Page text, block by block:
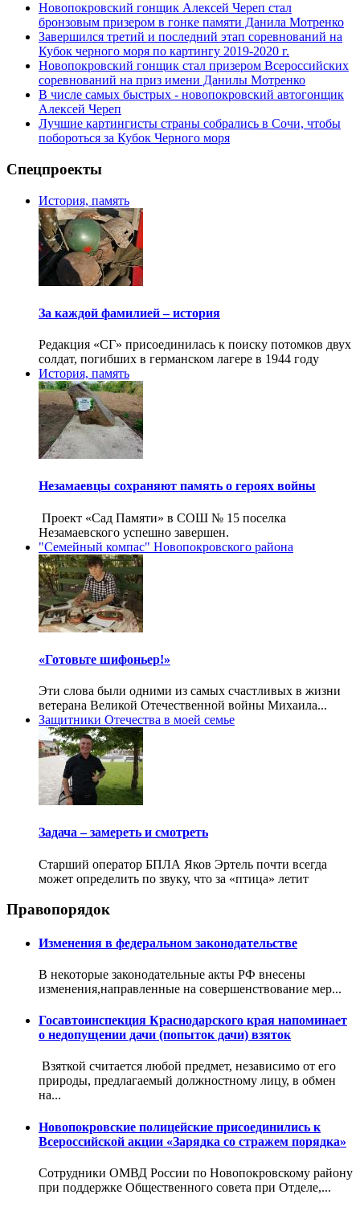
Новопокровский гонщик Алексей Череп стал
бронзовым призером в гонке памяти Данила Мотренко
Завершился третий и последний этап соревнований на
Кубок черного моря по картингу 2019-2020 г.
Новопокровский гонщик стал призером Всероссийских
соревнований на приз имени Данилы Мотренко
В числе самых быстрых - новопокровский автогонщик
Алексей Череп
Лучшие картингисты страны собрались в Сочи, чтобы
побороться за Кубок Черного моря
Спецпроекты
История, память
За каждой фамилией – история
Редакция «СГ» присоединилась к поиску потомков двух
солдат, погибших в германском лагере в 1944 году
История, память
Незамаевцы сохраняют память о героях войны
Проект «Сад Памяти» в СОШ № 15 поселка
Незамаевского успешно завершен.
"Семейный компас" Новопокровского района
«Готовьте шифоньер!»
Эти слова были одними из самых счастливых в жизни
ветерана Великой Отечественной войны Михаила...
Защитники Отечества в моей семье
Задача – замереть и смотреть
Старший оператор БПЛА Яков Эртель почти всегда
может определить по звуку, что за «птица» летит
Правопорядок
Изменения в федеральном законодательстве
В некоторые законодательные акты РФ внесены
изменения,направленные на совершенствование мер...
Госавтоинспекция Краснодарского края напоминает
о недопущении дачи (попыток дачи) взяток
Взяткой считается любой предмет, независимо от его
природы, предлагаемый должностному лицу, в обмен
на...
Новопокровские полицейские присоединились к
Всероссийской акции «Зарядка со стражем порядка»
Сотрудники ОМВД России по Новопокровскому району
при поддержке Общественного совета при Отделе,...